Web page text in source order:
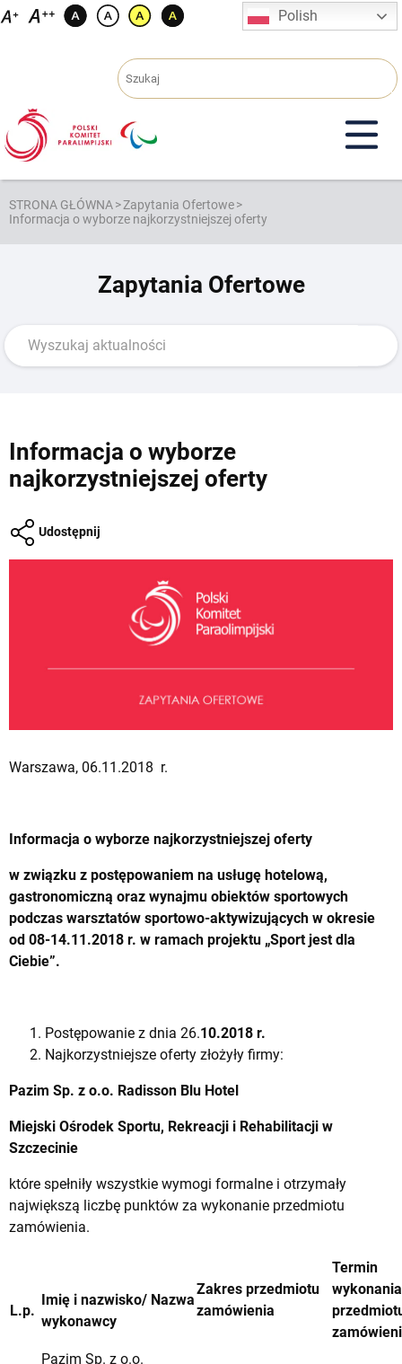
Przejdź
Polish
STRONA GŁÓWNA>Zapytania Ofertowe>
Informacja o wyborze najkorzystniejszej oferty
Zapytania Ofertowe
Informacja o wyborze
najkorzystniejszej oferty
Udostępnij
Warszawa, 06.11.2018 r.
Informacja o wyborze najkorzystniejszej oferty
w związku z postępowaniem na usługę hotelową,
gastronomiczną oraz wynajmu obiektów sportowych
podczas warsztatów sportowo-aktywizujących w okresie
od 08-14.11.2018 r. w ramach projektu „Sport jest dla
Ciebie”.
Postępowanie z dnia 26.10.2018 r.
Najkorzystniejsze oferty złożyły firmy:
Pazim Sp. z o.o. Radisson Blu Hotel
Miejski Ośrodek Sportu, Rekreacji i Rehabilitacji w
Szczecinie
które spełniły wszystkie wymogi formalne i otrzymały
największą liczbę punktów za wykonanie przedmiotu
zamówienia.
L.p.
Imię i nazwisko/ Nazwa
wykonawcy
Zakres przedmiotu
zamówienia
Termin
wykonania
Pazim Sp. z o.o.